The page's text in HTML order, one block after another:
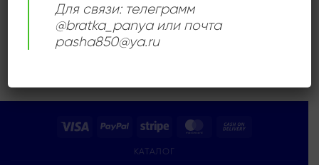
Продается: Интернет-магазин
Пластиночка
Продано
Visa PayPal Stripe MasterCard
КАТАЛОГ
Для связи: телеграмм
@bratka_panya или почта
pasha850@ya.ru